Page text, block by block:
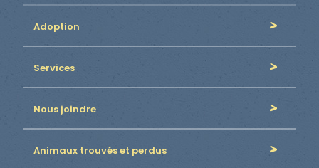
Adoption
Services
Nous joindre
Animaux trouvés et perdus